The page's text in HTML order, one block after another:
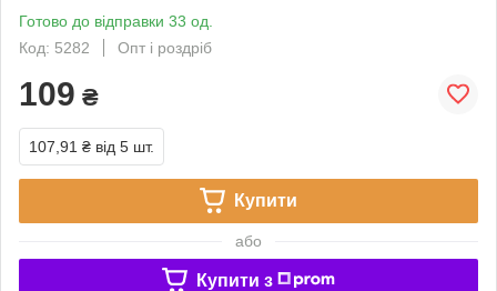
Готово до відправки 33 од.
Код: 5282
Опт і роздріб
109 ₴
107,91 ₴ від 5 шт.
Купити
або
Купити з